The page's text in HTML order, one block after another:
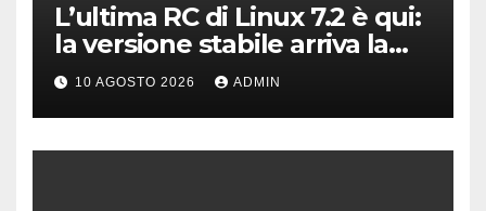
L’ultima RC di Linux 7.2 è qui:
la versione stabile arriva la
prossima settimana
10 AGOSTO 2026 ADMIN